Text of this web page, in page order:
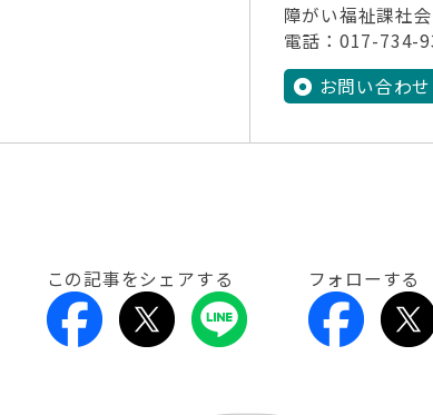
障がい福祉課社
電話：017-
お問い合わせ
この記事をシェアする フォローする